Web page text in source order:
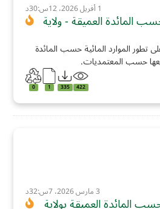
1 أفريل 2026، 12س:30د
المائدة العميقة - ولاية
تطور الموارد المائية حسب المائدة
حسب المعتمديات.
422
335
1
0
3 مارس 2026، 7س:32د
المائدة العميقة بولاية